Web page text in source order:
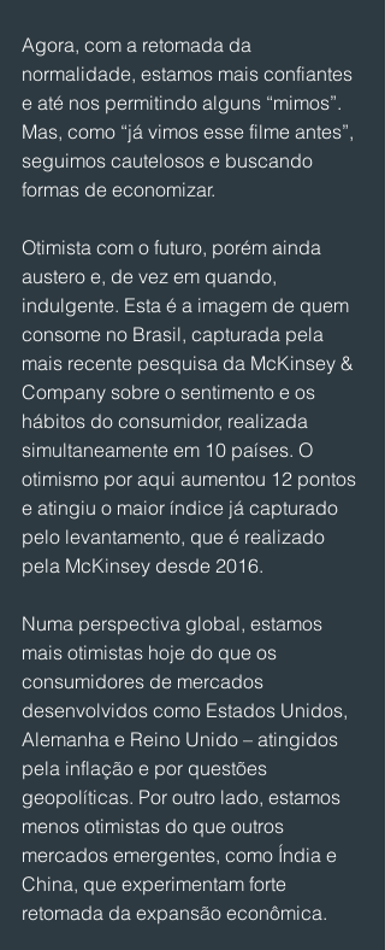
Agora, com a retomada da
normalidade, estamos mais confiantes
e até nos permitindo alguns “mimos”.
Mas, como “já vimos esse filme antes”,
seguimos cautelosos e buscando
formas de economizar.
Otimista com o futuro, porém ainda
austero e, de vez em quando,
indulgente. Esta é a imagem de quem
consome no Brasil, capturada pela
mais recente pesquisa da McKinsey &
Company sobre o sentimento e os
hábitos do consumidor, realizada
simultaneamente em 10 países. O
otimismo por aqui aumentou 12 pontos
e atingiu o maior índice já capturado
pelo levantamento, que é realizado
pela McKinsey desde 2016.
Numa perspectiva global, estamos
mais otimistas hoje do que os
consumidores de mercados
desenvolvidos como Estados Unidos,
Alemanha e Reino Unido – atingidos
pela inflação e por questões
geopolíticas. Por outro lado, estamos
menos otimistas do que outros
mercados emergentes, como Índia e
China, que experimentam forte
retomada da expansão econômica.